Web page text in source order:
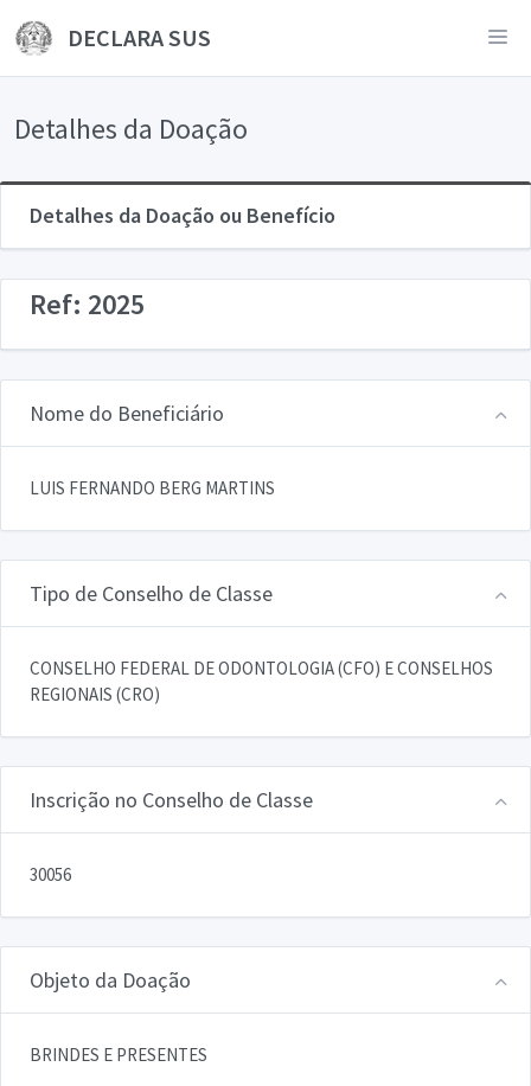
DECLARA SUS
Detalhes da Doação
Detalhes da Doação ou Benefício
Ref: 2025
Nome do Beneficiário
LUIS FERNANDO BERG MARTINS
Tipo de Conselho de Classe
CONSELHO FEDERAL DE ODONTOLOGIA (CFO) E CONSELHOS
REGIONAIS (CRO)
Inscrição no Conselho de Classe
30056
Objeto da Doação
BRINDES E PRESENTES